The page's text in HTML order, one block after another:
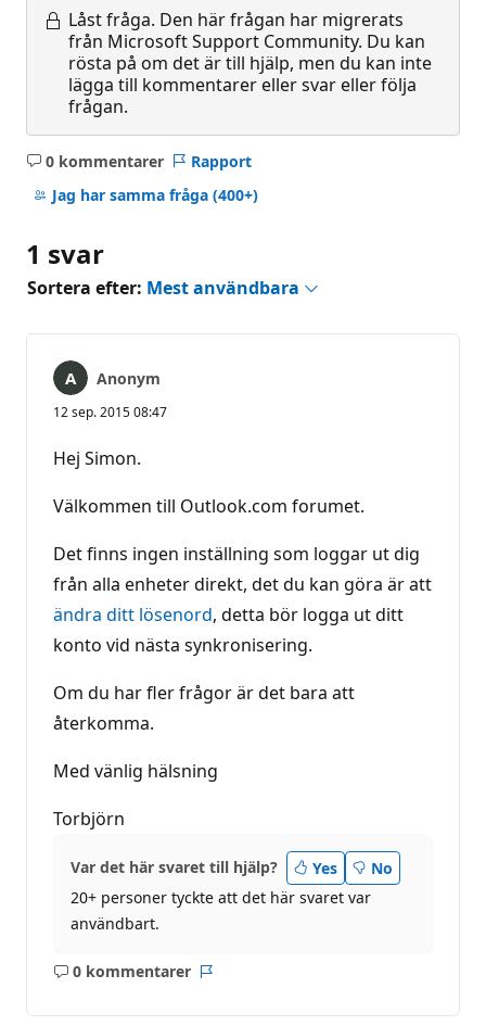
Låst fråga. Den här frågan har migrerats
från Microsoft Support Community. Du kan
rösta på om det är till hjälp, men du kan inte
lägga till kommentarer eller svar eller följa
frågan.
0 kommentarer
Inga
kommentarer
Rapport
Jag har samma fråga (400+)
1 svar
Sortera efter: Mest användbara
Anonym
12 sep. 2015 08:47
Hej Simon.
Välkommen till Outlook.com forumet.
Det finns ingen inställning som loggar ut dig
från alla enheter direkt, det du kan göra är att
ändra ditt lösenord, detta bör logga ut ditt
konto vid nästa synkronisering.
Om du har fler frågor är det bara att
återkomma.
Med vänlig hälsning
Torbjörn
Var det här svaret till hjälp? Yes
No
20+ personer tyckte att det här svaret var
användbart.
0 kommentarer
Inga